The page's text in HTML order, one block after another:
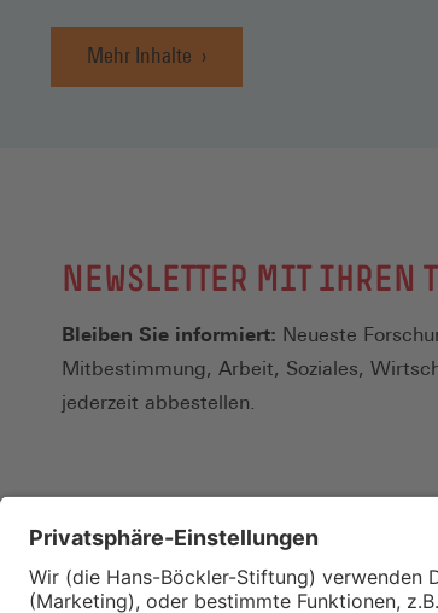
Mehr Inhalte
NEWSLETTER MIT IHREN
Bleiben Sie informiert: Neueste
Mitbestimmung, Arbeit, Soziales,
jederzeit abbestellen.